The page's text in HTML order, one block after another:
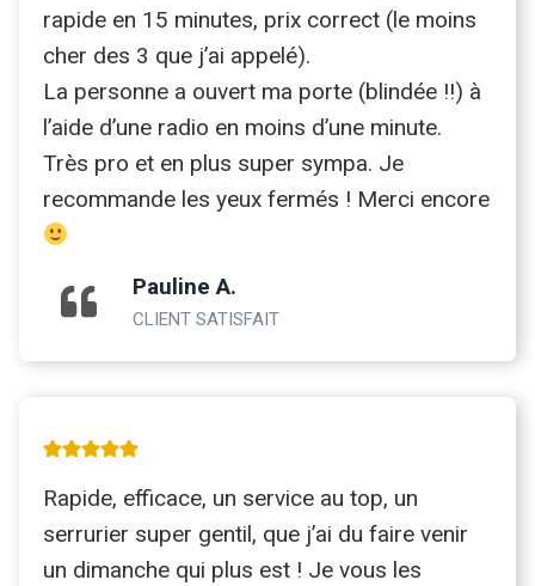
rapide en 15 minutes, prix correct (le moins
cher des 3 que j’ai appelé).
La personne a ouvert ma porte (blindée !!) à
l’aide d’une radio en moins d’une minute.
Très pro et en plus super sympa. Je
recommande les yeux fermés ! Merci encore
Pauline A.
CLIENT SATISFAIT
Rapide, efficace, un service au top, un
serrurier super gentil, que j’ai du faire venir
un dimanche qui plus est ! Je vous les